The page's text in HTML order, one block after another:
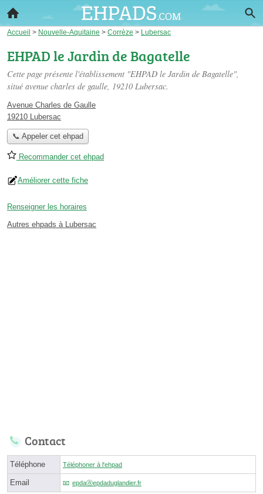
Accueil > Nouvelle-Aquitaine > Corrèze > Lubersac
EHPAD le Jardin de Bagatelle
Cette page présente l'établissement "EHPAD le Jardin de Bagatelle",
situé avenue charles de gaulle, 19210 Lubersac.
Avenue Charles de Gaulle
19210 Lubersac
📞 Appeler cet ehpad
Recommander cet ehpad
Améliorer cette fiche
Renseigner les horaires
Autres ehpads à Lubersac
Contact
Téléphone Téléphoner à l'ehpad
Email epdaⓐepdaduglandier.fr